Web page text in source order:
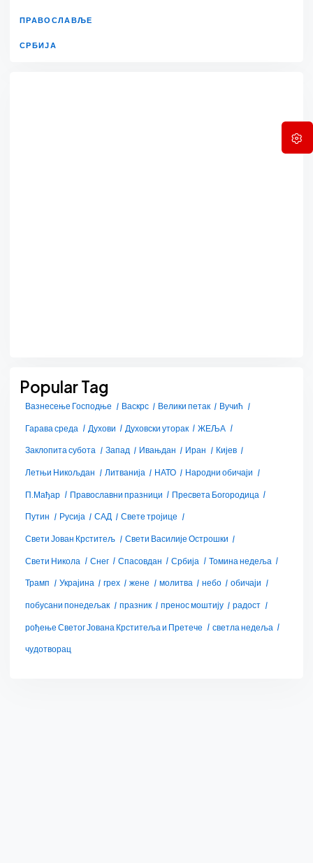
ПРАВОСЛАВЉЕ
СРБИЈА
Popular Tag
Вазнесење Господње Васкрс Велики петак
Вучић
Гарава среда
Духови Духовски уторак
ЖЕЉА
Заклопита субота
Запад Ивањдан Иран
Кијев
Летњи Никољдан
Литванија НАТО
Народни обичаји
П.Мађар
Православни празници
Пресвета Богородица
Путин
Русија САД
Свете тројице
Свети Јован Крститељ
Свети Василије Острошки
Свети Никола
Снег Спасовдан Србија
Томина недеља
Трамп
Украјина грех жене молитва небо
обичаји
побусани понедељак
празник пренос моштију
радост
рођење Светог Јована Крститеља и Претече
светла недеља
чудотворац